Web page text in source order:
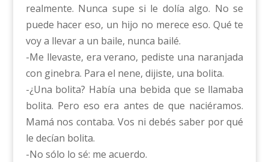
realmente. Nunca supe si le dolía algo. No se
puede hacer eso, un hijo no merece eso. Qué te
voy a llevar a un baile, nunca bailé.
-Me llevaste, era verano, pediste una naranjada
con ginebra. Para el nene, dijiste, una bolita.
-¿Una bolita? Había una bebida que se llamaba
bolita. Pero eso era antes de que naciéramos.
Mamá nos contaba. Vos ni debés saber por qué
le decían bolita.
-No sólo lo sé: me acuerdo.